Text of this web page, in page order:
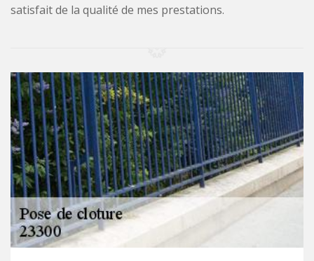
satisfait de la qualité de mes prestations.